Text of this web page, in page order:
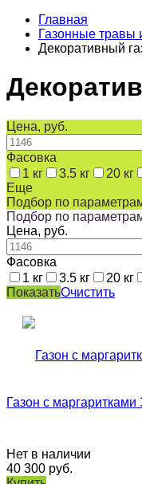
Главная
Газонные травы
Декоративный
Цена, руб.
Фасовка
1 кг
3.5 кг 20 кг
Еще
Подбор по
Подбор по
Цена, руб.
Фасовка
1 кг
3.5 кг 20 кг
ПоказатьОчистить
Газон с маргаритками
Нет в наличии
40 300 руб.